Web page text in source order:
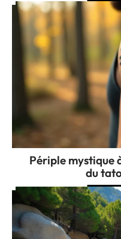
Périple mystique
du